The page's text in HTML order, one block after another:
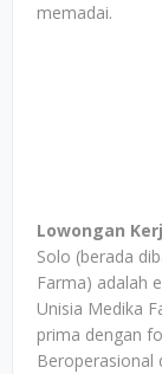
memadai.
Lowongan
Solo (berada
Farma) adalah
Unisia Medika
prima dengan
Beroperasional